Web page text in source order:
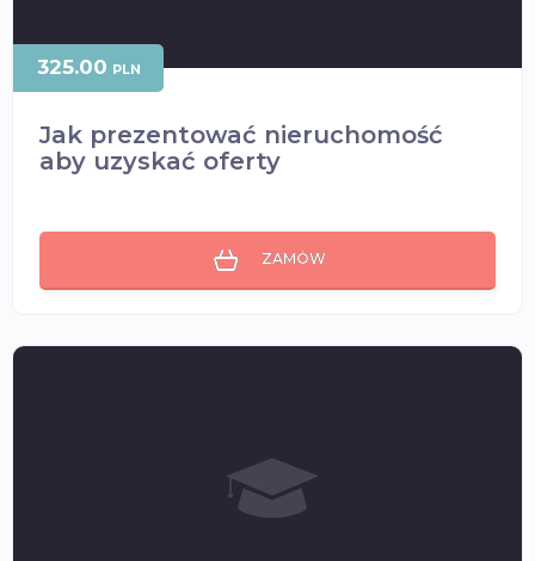
Jak prezentować nieruchomość
aby uzyskać oferty
325.00 PLN
ZAMÓW